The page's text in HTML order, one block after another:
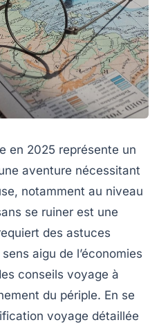
en 2025 représente un
aventure nécessitant
notamment au niveau
se ruiner est une
des astuces
aigu de l’économies
conseils voyage à
du périple. En se
voyage détaillée